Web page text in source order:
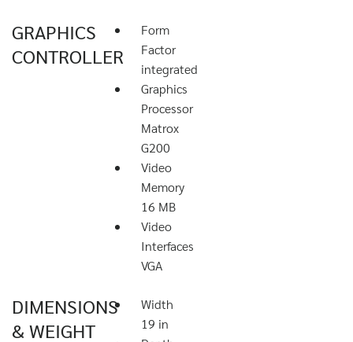
GRAPHICS
CONTROLLER
Form
Factor
integrated
Graphics
Processor
Matrox
G200
Video
Memory
16 MB
Video
Interfaces
VGA
DIMENSIONS
& WEIGHT
Width
19 in